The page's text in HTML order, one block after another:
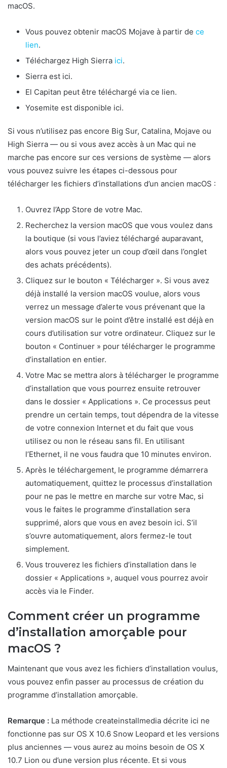
macOS.
Vous pouvez obtenir macOS Mojave à partir de ce
lien.
Téléchargez High Sierra ici.
Sierra est ici.
El Capitan peut être téléchargé via ce lien.
Yosemite est disponible ici.
Si vous n’utilisez pas encore Big Sur, Catalina, Mojave ou
High Sierra — ou si vous avez accès à un Mac qui ne
marche pas encore sur ces versions de système — alors
vous pouvez suivre les étapes ci-dessous pour
télécharger les fichiers d’installations d’un ancien macOS :
Ouvrez l’App Store de votre Mac.
Recherchez la version macOS que vous voulez dans
la boutique (si vous l’aviez téléchargé auparavant,
alors vous pouvez jeter un coup d’œil dans l’onglet
des achats précédents).
Cliquez sur le bouton « Télécharger ». Si vous avez
déjà installé la version macOS voulue, alors vous
verrez un message d’alerte vous prévenant que la
version macOS sur le point d’être installé est déjà en
cours d’utilisation sur votre ordinateur. Cliquez sur le
bouton « Continuer » pour télécharger le programme
d’installation en entier.
Votre Mac se mettra alors à télécharger le programme
d’installation que vous pourrez ensuite retrouver
dans le dossier « Applications ». Ce processus peut
prendre un certain temps, tout dépendra de la vitesse
de votre connexion Internet et du fait que vous
utilisez ou non le réseau sans fil. En utilisant
l’Ethernet, il ne vous faudra que 10 minutes environ.
Après le téléchargement, le programme démarrera
automatiquement, quittez le processus d’installation
pour ne pas le mettre en marche sur votre Mac, si
vous le faites le programme d’installation sera
supprimé, alors que vous en avez besoin ici. S’il
s’ouvre automatiquement, alors fermez-le tout
simplement.
Vous trouverez les fichiers d’installation dans le
dossier « Applications », auquel vous pourrez avoir
accès via le Finder.
Comment créer un programme
d’installation amorçable pour
macOS ?
Maintenant que vous avez les fichiers d’installation voulus,
vous pouvez enfin passer au processus de création du
programme d’installation amorçable.
Remarque : La méthode createinstallmedia décrite ici ne
fonctionne pas sur OS X 10.6 Snow Leopard et les versions
plus anciennes — vous aurez au moins besoin de OS X
10.7 Lion ou d’une version plus récente. Et si vous